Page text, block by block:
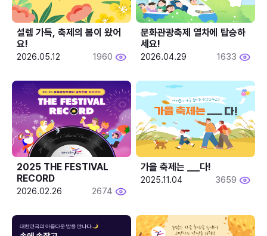
설렘 가득, 축제의 봄이 왔어
요!
2026.05.12 1960
문화관광축제 열차에 탑승하
세요!
2026.04.29 1633
2025 THE FESTIVAL
RECORD
2026.02.26 2674
2025.11.04 3659